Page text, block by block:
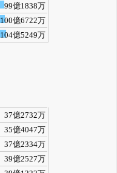
99億1838万
100億6722万
104億5249万
37億2732万
35億4047万
37億2334万
39億2527万